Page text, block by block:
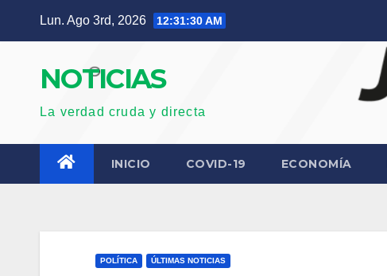
Lun. Ago 3rd, 2026 12:31:31 AM
NOTICIAS
La verdad cruda y directa
INICIO COVID-19 ECONOMÍA
POLÍTICA ÚLTIMAS NOTICIAS